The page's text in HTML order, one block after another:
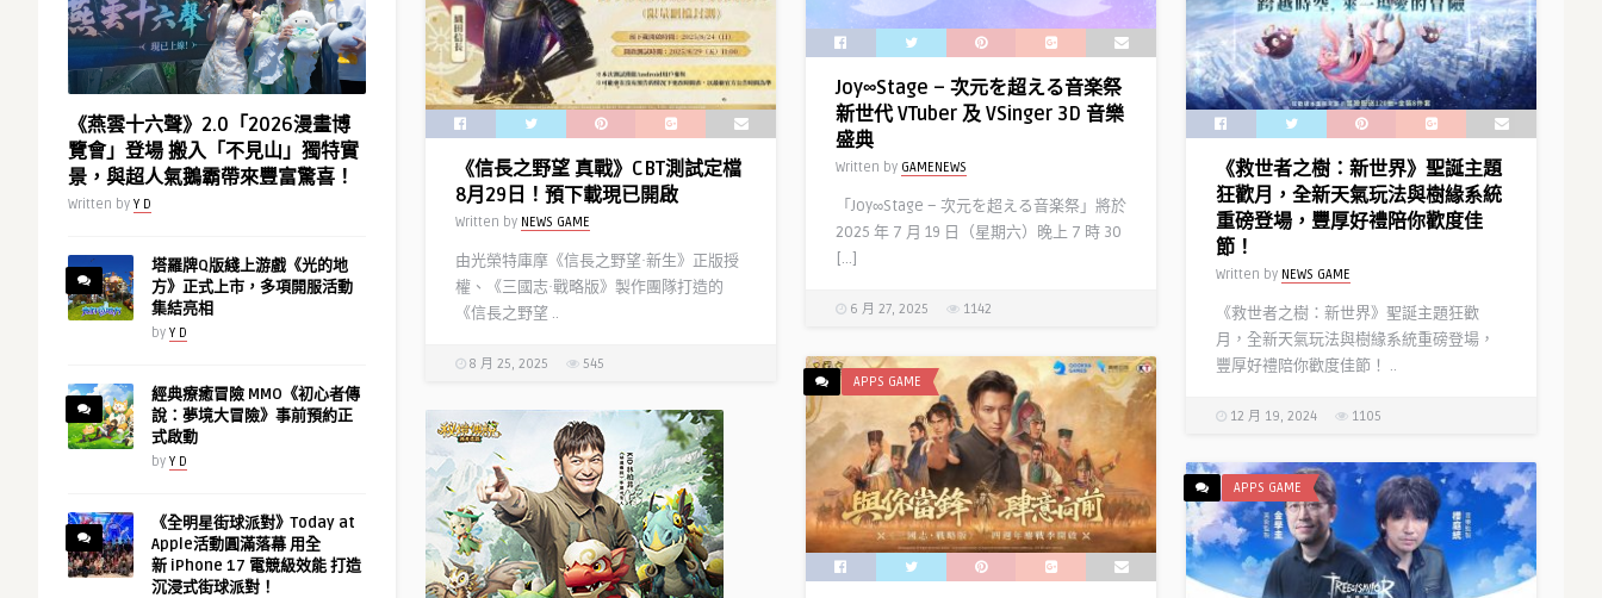
《燕雲十六聲》2.0「2026漫畫博
覽會」登場 搬入「不見山」獨特實
景，與超人氣鵝霸帶來豐富驚喜！
Written by Y D
塔羅牌Q版綫上游戲《光的地
方》正式上市，多項開服活動
集結亮相
by Y D
經典療癒冒險 MMO《初心者傳
說：夢境大冒險》事前預約正
式啟動
by Y D
《全明星街球派對》Today at
Apple活動圓滿落幕 用全
新 iPhone 17 電競級效能 打造
沉浸式街球派對！
《信長之野望 真戰》CBT測試定檔
8月29日！預下載現已開啟
Written by NEWS GAME
由光榮特庫摩《信長之野望·新生》正版授
權、《三國志·戰略版》製作團隊打造的
《信長之野望 ..
8 月 25, 2025 545
Joy∞Stage – 次元を超える音楽祭
新世代 VTuber 及 VSinger 3D 音樂
盛典
Written by GAMENEWS
「Joy∞Stage – 次元を超える音楽祭」將於
2025 年 7 月 19 日（星期六）晚上 7 時 30
[…]
6 月 27, 2025 1142
《救世者之樹：新世界》聖誕主題
狂歡月，全新天氣玩法與樹緣系統
重磅登場，豐厚好禮陪你歡度佳
節！
Written by NEWS GAME
《救世者之樹：新世界》聖誕主題狂歡
月，全新天氣玩法與樹緣系統重磅登場，
豐厚好禮陪你歡度佳節！ ..
12 月 19, 2024 1105
APPS GAME
APPS GAME
MMO戰略模擬遊戲【三國志 霸
道】 更新改版通知 新系統、新活
動搶先預告
《Fate/Grand Order》繁中版
啟！ 雀之旅館悄然開幕，一同到閻
魔亭共度迦勒底的正月吧！
Written by Y D
《Fate/Grand Order》繁中版第2
部第5章正式實裝！ 特別獻上中秋
企劃「月之祭典 在迦過」，9/7點
亮迦勒底月光寶盒吧！
Written byY D